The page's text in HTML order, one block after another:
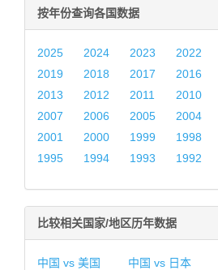
按年份查询各国数据
2025 2024 2023 2022
2019
2018 2017 2016
2013
2012 2011 2010
2007
2006 2005 2004
2001
2000 1999 1998
1995
1994 1993 1992
比较相关国家/地区历年数据
中国 vs 美国 中国 vs 日本